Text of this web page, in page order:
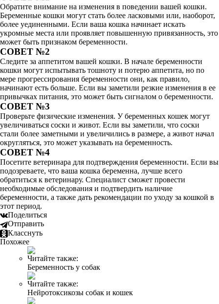
Обратите внимание на изменения в поведении вашей кошки.
Беременные кошки могут стать более ласковыми или, наоборот,
более уединенными. Если ваша кошка начинает искать
укромные места или проявляет повышенную привязанность, это
может быть признаком беременности.
СОВЕТ №2
Следите за аппетитом вашей кошки. В начале беременности
кошки могут испытывать тошноту и потерю аппетита, но по
мере прогрессирования беременности они, как правило,
начинают есть больше. Если вы заметили резкие изменения в ее
привычках питания, это может быть сигналом о беременности.
СОВЕТ №3
Проверьте физические изменения. У беременных кошек могут
увеличиваться соски и живот. Если вы заметили, что соски
стали более заметными и увеличились в размере, а живот начал
округляться, это может указывать на беременность.
СОВЕТ №4
Посетите ветеринара для подтверждения беременности. Если вы
подозреваете, что ваша кошка беременна, лучше всего
обратиться к ветеринару. Специалист сможет провести
необходимые обследования и подтвердить наличие
беременности, а также дать рекомендации по уходу за кошкой в
этот период.
Поделиться
Отправить
Класснуть
Похожее
Читайте также:
Беременность у собак
Читайте также:
Нейротоксикозы собак и кошек